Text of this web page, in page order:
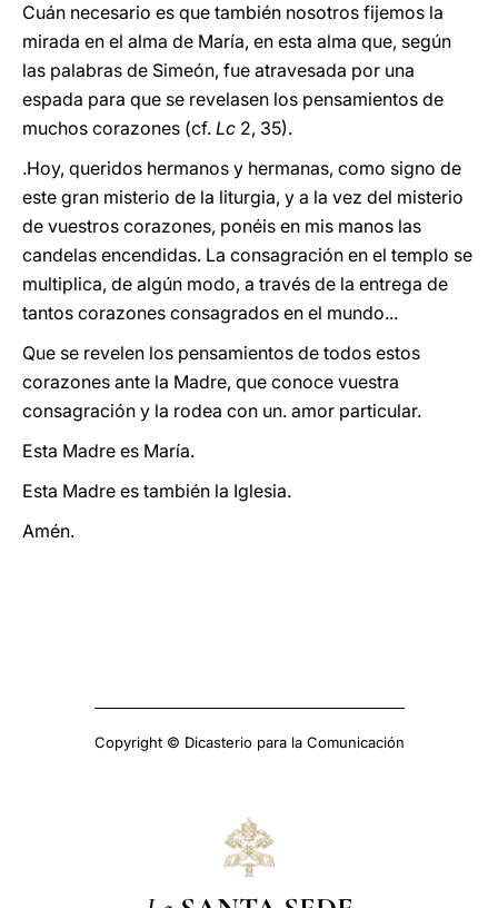
Cuán necesario es que también nosotros fijemos la
mirada en el alma de María, en esta alma que, según
las palabras de Simeón, fue atravesada por una
espada para que se revelasen los pensamientos de
muchos corazones (cf. Lc 2, 35).
.Hoy, queridos hermanos y hermanas, como signo de
este gran misterio de la liturgia, y a la vez del misterio
de vuestros corazones, ponéis en mis manos las
candelas encendidas. La consagración en el templo se
multiplica, de algún modo, a través de la entrega de
tantos corazones consagrados en el mundo...
Que se revelen los pensamientos de todos estos
corazones ante la Madre, que conoce vuestra
consagración y la rodea con un. amor particular.
Esta Madre es María.
Esta Madre es también la Iglesia.
Amén.
Copyright © Dicasterio para la Comunicación